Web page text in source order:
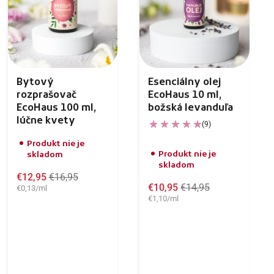
Bytový
rozprašovač
EcoHaus 100 ml,
lúčne kvety
Produkt nie je
skladom
€12,95€16,95
€0,13/ml
Esenciálny olej
EcoHaus 10 ml,
božská levanduľa
(9)
Produkt nie je
skladom
€10,95€14,95
€1,10/ml